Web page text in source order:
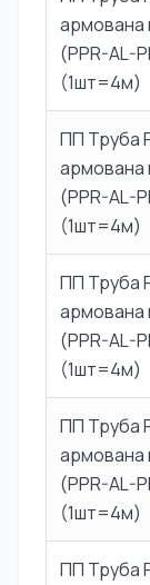
армована
(PPR-AL-
(1шт=4м)
ПП Труба
армована
(PPR-AL-
(1шт=4м)
ПП Труба
армована
(PPR-AL-
(1шт=4м)
ПП Труба
армована
(PPR-AL-
(1шт=4м)
ПП Труба